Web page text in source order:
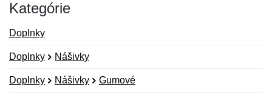
Kategórie
Doplnky
Doplnky Nášivky
Doplnky Nášivky Gumové